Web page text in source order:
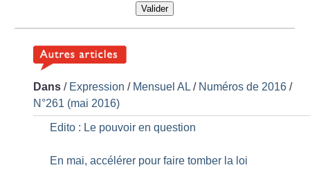
Valider
Dans / Expression / Mensuel AL / Numéros de 2016 /
N°261 (mai 2016)
Edito : Le pouvoir en question
En mai, accélérer pour faire tomber la loi